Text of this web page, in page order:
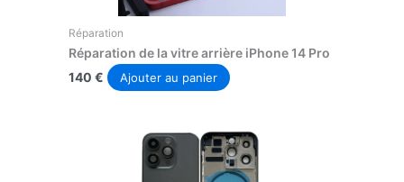
Réparation
Réparation de la vitre arrière iPhone 14 Pro
140 € Ajouter au panier